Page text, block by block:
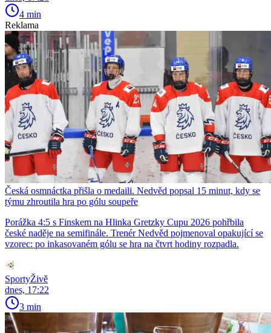
4 min
Reklama
Česká osmnáctka přišla o medaili. Nedvěd popsal 15 minut, kdy se
týmu zhroutila hra po gólu soupeře
Porážka 4:5 s Finskem na Hlinka Gretzky Cupu 2026 pohřbila
české naděje na semifinále. Trenér Nedvěd pojmenoval opakující se
vzorec: po inkasovaném gólu se hra na čtvrt hodiny rozpadla.
SportyŽivě
dnes, 17:22
3 min